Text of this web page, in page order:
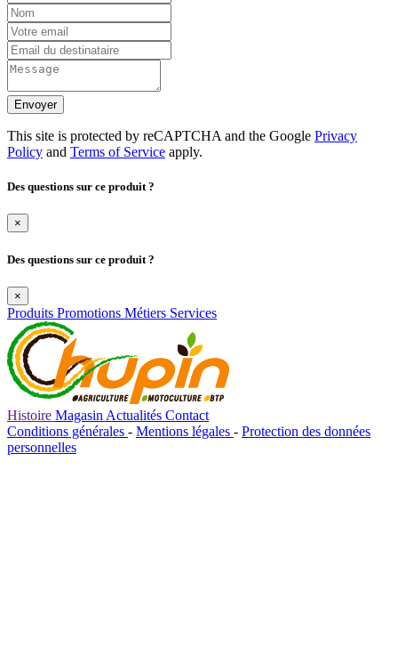
Envoyer
This site is protected by reCAPTCHA and the Google Privacy
Policy and Terms of Service apply.
Des questions sur ce produit ?
×
Des questions sur ce produit ?
×
Produits Promotions Métiers Services
Histoire Magasin Actualités Contact
Conditions générales - Mentions légales - Protection des données
personnelles